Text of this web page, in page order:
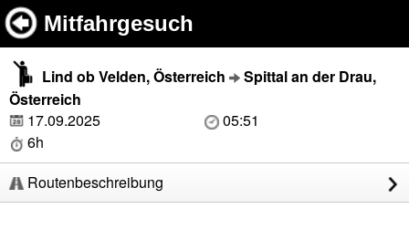
Mitfahrgesuch
Lind ob Velden, Österreich
Spittal an der Drau,
Österreich
17.09.2025
05:51
6h
Routenbeschreibung